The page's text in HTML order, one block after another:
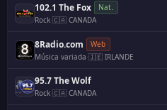
102.1 The Fox
Nat.
Rock·🇨🇦 CANADA·
8Radio.com
Web
Música variada·🇮🇪 IRLANDE
95.7 The Wolf
Rock·🇨🇦 CANADA